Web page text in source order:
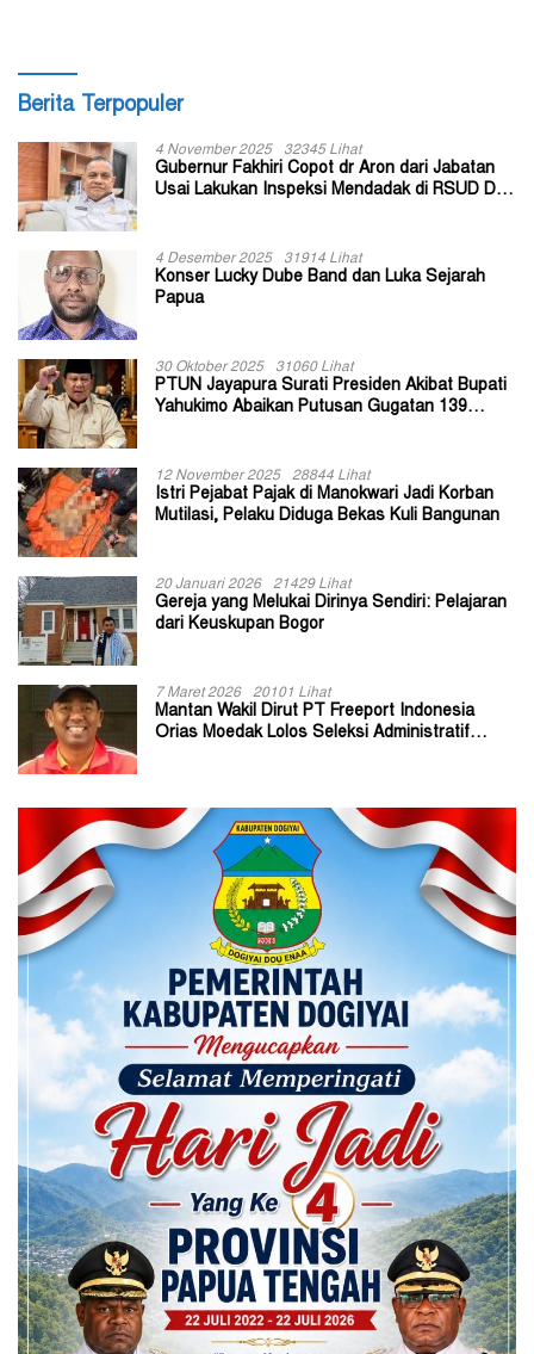
Berita Terpopuler
4 November 2025 32345 Lihat
Gubernur Fakhiri Copot dr Aron dari Jabatan
Usai Lakukan Inspeksi Mendadak di RSUD Dok
4 Desember 2025 31914 Lihat
Konser Lucky Dube Band dan Luka Sejarah
Papua
30 Oktober 2025 31060 Lihat
PTUN Jayapura Surati Presiden Akibat Bupati
Yahukimo Abaikan Putusan Gugatan 139
12 November 2025 28844 Lihat
Istri Pejabat Pajak di Manokwari Jadi Korban
Mutilasi, Pelaku Diduga Bekas Kuli Bangunan
20 Januari 2026 21429 Lihat
Gereja yang Melukai Dirinya Sendiri: Pelajaran
dari Keuskupan Bogor
7 Maret 2026 20101 Lihat
Mantan Wakil Dirut PT Freeport Indonesia
Orias Moedak Lolos Seleksi Administratif